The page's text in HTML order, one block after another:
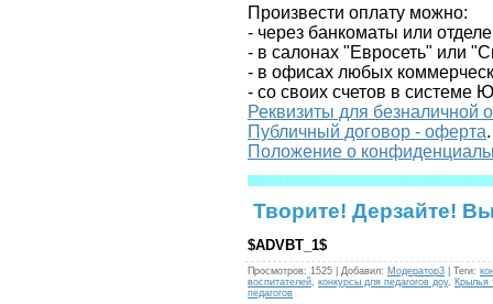
Произвести оплату можно:
- через банкоматы или
- в салонах "Евросеть" или
- в офисах любых
- со своих счетов в системе
Реквизиты для безналичной
Публичный договор - оферта.
Положение о
Творите! Дерзайте!
$ADVBT_1$
Просмотров: 1525 Добавил: Модератор3 Теги:
воспитателей конкурсы для педагогов доу, Крылья
педагогов